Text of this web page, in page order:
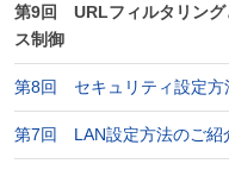
第9回 URLフィルタリング
ス制御
第8回 セキュリティ設定方
第7回 LAN設定方法のご紹